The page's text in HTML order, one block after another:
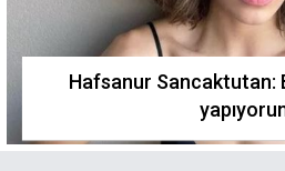
Hafsanur Sancaktutan: